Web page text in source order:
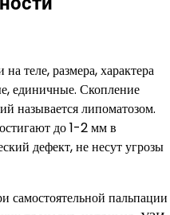
теле, размера, характера
единичные. Скопление
называется липоматозом.
до 1-2 мм в
дефект, не несут угрозы
самостоятельной пальпации